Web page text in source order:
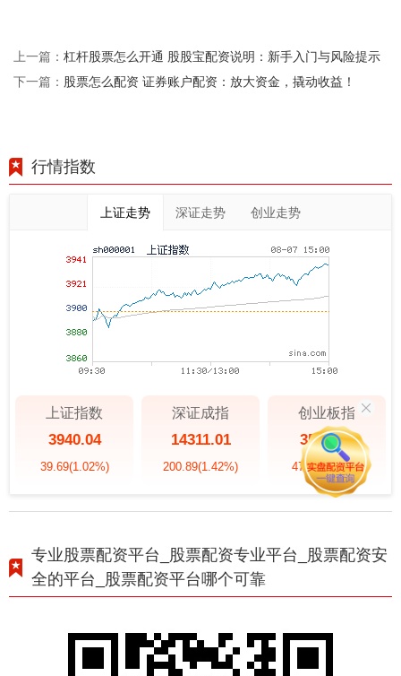
上一篇： 杠杆股票怎么开通 股股宝配资说明：新手入门与风险提示
下一篇： 股票怎么配资 证券账户配资：放大资金，撬动收益！
行情指数
上证走势 深证走势 创业走势
上证指数
3940.04
39.69(1.02%)
深证成指
14311.01
200.89(1.42%)
创业板指
3563.12
47.56(1.35%)
专业股票配资平台_股票配资专业平台_股票配资安
全的平台_股票配资平台哪个可靠